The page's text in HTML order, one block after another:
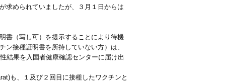
求められていましたが、３月１日からは
書（写し可）を提示することにより待機
接種証明書を所持していない方）は、
結果を入国者健康確認センターに届け出
も、１及び２回目に接種したワクチンと